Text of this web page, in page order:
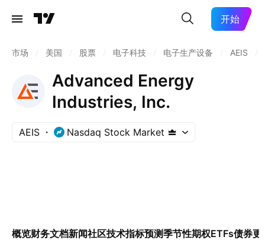
开始
市场 美国 股票 电子科技 电子生产设备 AEIS
Advanced Energy
Industries, Inc.
AEIS Nasdaq Stock Market
概览财务文档新闻社区技术指标预测季节性期权ETFs债券更